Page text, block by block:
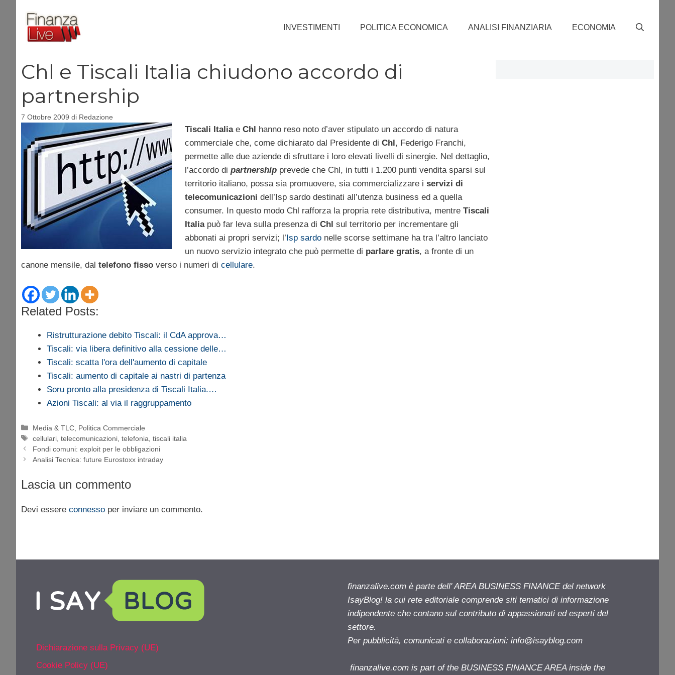
contenuto
INVESTIMENTI POLITICA ECONOMICA ANALISI FINANZIARIA ECONOMIA
Chl e Tiscali Italia chiudono accordo di
partnership
7 Ottobre 2009 di Redazione
Tiscali Italiae Chl hanno reso noto d’aver stipulato un accordo di natura
commerciale che, come dichiarato dal Presidente di Chl, Federigo Franchi,
permette alle due aziende di sfruttare i loro elevati livelli di sinergie. Nel dettaglio,
l’accordo di partnershipprevede che Chl, in tutti i 1.200 punti vendita sparsi sul
territorio italiano, possa sia promuovere, sia commercializzare i servizi di
telecomunicazioni dell’Isp sardo destinati all’utenza business ed a quella
consumer. In questo modo Chl rafforza la propria rete distributiva, mentre Tiscali
Italiapuò far leva sulla presenza di Chl sul territorio per incrementare gli
abbonati ai propri servizi; l’Isp sardonelle scorse settimane ha tra l’altro lanciato
un nuovo servizio integrato che può permette di parlare gratis, a fronte di un
canone mensile, dal telefono fisso verso i numeri di cellulare.
Related Posts:
Ristrutturazione debito Tiscali: il CdA approva…
Tiscali: via libera definitivo alla cessione delle…
Tiscali: scatta l'ora dell'aumento di capitale
Tiscali: aumento di capitale ai nastri di partenza
Soru pronto alla presidenza di Tiscali Italia.…
Azioni Tiscali: al via il raggruppamento
Categorie
Media & TLC Politica Commerciale
Tag
cellulari ,telecomunicazioni ,telefonia ,tiscali italia
Fondi comuni: exploit per le obbligazioni
Analisi Tecnica: future Eurostoxx intraday
Lascia un commento
Devi essere connesso per inviare un commento.
Dichiarazione sulla Privacy (UE)
Cookie Policy (UE)
finanzalive.com è parte dell' AREA BUSINESS FINANCE del network
IsayBlog! la cui rete editoriale comprende siti tematici di informazione
indipendente che contano sul contributo di appassionati ed esperti del
settore.
Per pubblicità, comunicati e collaborazioni: info@isayblog.com
finanzalive.com is part of the BUSINESS FINANCE AREA inside the